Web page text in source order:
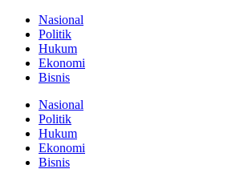
Nasional
Politik
Hukum
Ekonomi
Bisnis
Nasional
Politik
Hukum
Ekonomi
Bisnis